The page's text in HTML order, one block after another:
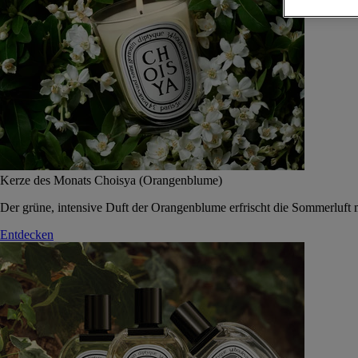
Kerze des Monats Choisya (Orangenblume)
Der grüne, intensive Duft der Orangenblume erfrischt die Sommerluft
Entdecken